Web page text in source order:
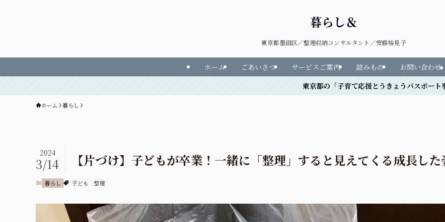
暮らし＆
東京都墨田区／整理収納コンサルタント／安藤裕見子
ホーム ごあいさつ サービスご案内 読みもの
お問い合わせ
東京都の「子育て応援とうきょうパスポート事業」協賛店です♪
ホーム 暮らし
【片づけ】子どもが卒業！一緒に「整理」すると見えてくる成長した
2024
3/14
暮らし 子ども 整理